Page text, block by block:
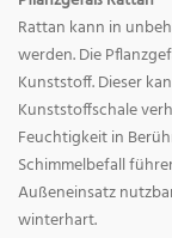
Rattan kann in
werden. Die
Kunststoff. Dieser
Kunststoffschale
Feuchtigkeit in
Schimmelbefall
Außeneinsatz
winterhart.